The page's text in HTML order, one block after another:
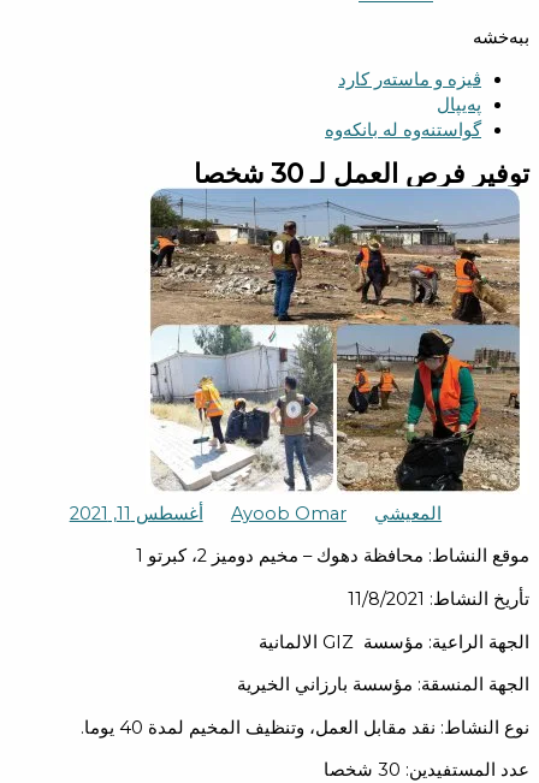
ببەخشە
ڤیزە و ماستەر کارد
پەیپال
گواستنەوە لە بانکەوە
توفير فرص العمل لـ 30 شخصا
المعيشي Ayoob Omar
أغسطس 11, 2021
موقع النشاط: محافظة دهوك – مخيم دوميز 2، كبرتو 1
تأريخ النشاط: 11/8/2021
الجهة الراعية: مؤسسة GIZ الالمانية
الجهة المنسقة: مؤسسة بارزاني الخيرية
نوع النشاط: نقد مقابل العمل، وتنظيف المخيم لمدة 40 يوما.
عدد المستفيدين: 30 شخصا